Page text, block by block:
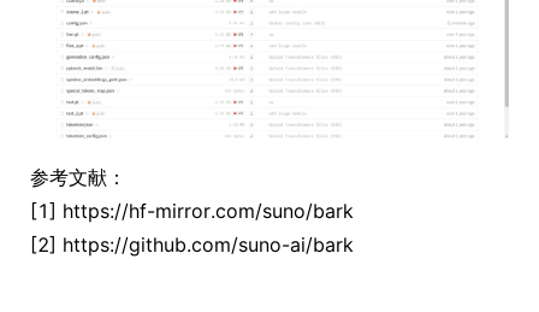
参考文献：
[1] https://hf-mirror.com/suno/bark
[2] https://github.com/suno-ai/bark